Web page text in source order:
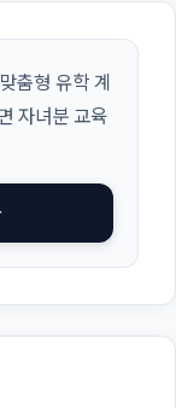
맞춤형 유학 계
자녀분 교육